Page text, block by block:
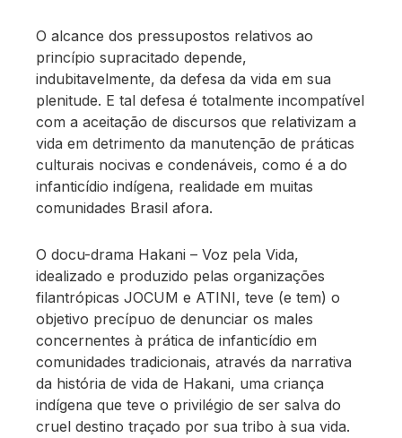
O alcance dos pressupostos relativos ao
princípio supracitado depende,
indubitavelmente, da defesa da vida em sua
plenitude. E tal defesa é totalmente incompatível
com a aceitação de discursos que relativizam a
vida em detrimento da manutenção de práticas
culturais nocivas e condenáveis, como é a do
infanticídio indígena, realidade em muitas
comunidades Brasil afora.
O docu-drama Hakani – Voz pela Vida,
idealizado e produzido pelas organizações
filantrópicas JOCUM e ATINI, teve (e tem) o
objetivo precípuo de denunciar os males
concernentes à prática de infanticídio em
comunidades tradicionais, através da narrativa
da história de vida de Hakani, uma criança
indígena que teve o privilégio de ser salva do
cruel destino traçado por sua tribo à sua vida.